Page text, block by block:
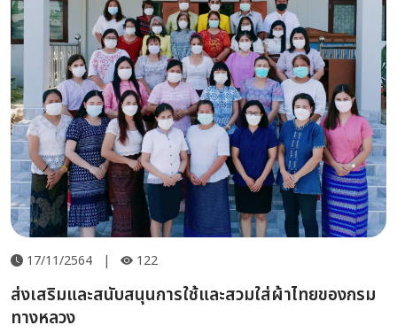
17/11/2564 | 122
ส่งเสริมและสนับสนุนการใช้และสวมใส่ผ้าไทยของกรม
ทางหลวง